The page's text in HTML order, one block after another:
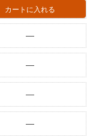
カートに入れる
—
—
—
—